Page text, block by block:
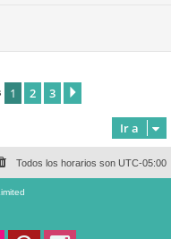
1 2 3
Ir a
Todos los horarios son UTC-05:00